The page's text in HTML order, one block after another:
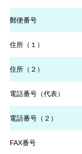
郵便番号
住所（１）
住所（２）
電話番号（代表）
電話番号（２）
FAX番号